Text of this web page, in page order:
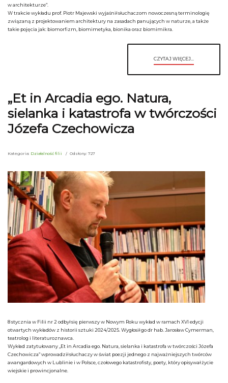
w architekturze”.
W trakcie wykładu prof. Piotr Majewski wyjaśnił słuchaczom nowoczesną terminologię
związaną z projektowaniem architektury na zasadach panujących w naturze, a także
takie pojęcia jak: biomorfizm, biomimetyka, bionika oraz biomimikra.
CZYTAJ WIĘCEJ...
„Et in Arcadia ego. Natura,
sielanka i katastrofa w twórczości
Józefa Czechowicza
Kategoria: Działalność filii Odsłony: 727
8 stycznia w Filii nr 2 odbył się pierwszy w Nowym Roku wykład w ramach XVI edycji
otwartych wykładów z historii sztuki 2024/2025. Wygłosił go dr hab. Jarosław Cymerman,
teatrolog i literaturoznawca.
Wykład zatytułowany „Et in Arcadia ego. Natura, sielanka i katastrofa w twórczości Józefa
Czechowicza” wprowadził słuchaczy w świat poezji jednego z najważniejszych twórców
awangardowych w Lublinie i w Polsce, czołowego katastrofisty, poety, który opisywał życie
wiejskie i prowincjonalne.